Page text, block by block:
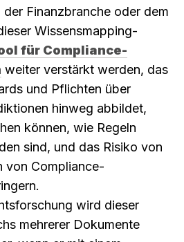
Finanzbranche oder dem
Wissensmapping-
für Compliance-
weiter verstärkt werden, das
und Pflichten über
hinweg abbildet,
können, wie Regeln
sind, und das Risiko von
von Compliance-
wird dieser
mehrerer Dokumente